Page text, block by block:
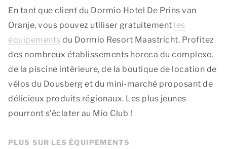
En tant que client du Dormio Hotel De Prins van
Oranje, vous pouvez utiliser gratuitement les
équipements du Dormio Resort Maastricht. Profitez
des nombreux établissements horeca du complexe,
de la piscine intérieure, de la boutique de location de
vélos du Dousberg et du mini-marché proposant de
délicieux produits régionaux. Les plus jeunes
pourront s’éclater au Mio Club !
PLUS SUR LES ÉQUIPEMENTS